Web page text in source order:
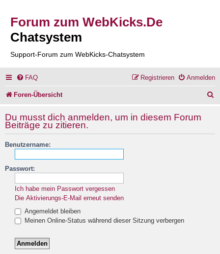
Forum zum WebKicks.De
Chatsystem
Support-Forum zum WebKicks-Chatsystem
FAQ Anmelden
Registrieren
Foren-Übersicht
Du musst dich anmelden, um in diesem Forum
Beiträge zu zitieren.
Benutzername:
Passwort:
Ich habe mein Passwort vergessen
Die Aktivierungs-E-Mail erneut senden
Angemeldet bleiben
Meinen Online-Status während dieser Sitzung verbergen